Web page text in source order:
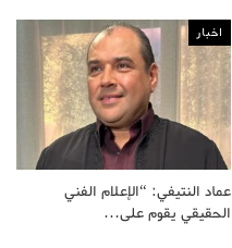
اخبار
عماد النتيفي: “الإعلام الفني
الحقيقي يقوم على…